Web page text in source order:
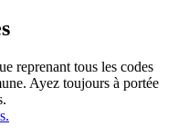
reprenant tous les codes
Ayez toujours à portée